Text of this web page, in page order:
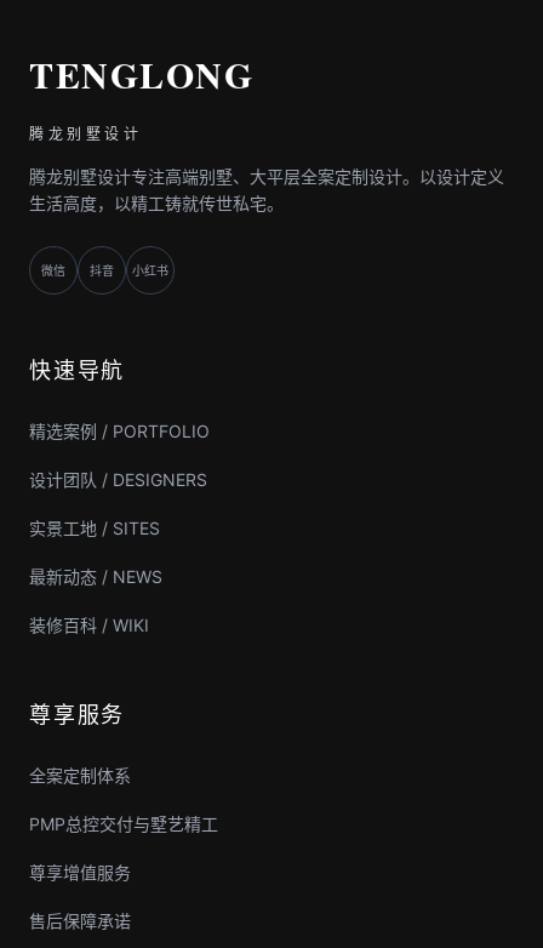
TENGLONG
腾龙别墅设计
腾龙别墅设计专注高端别墅、大平层全案定制设计。以设计定义
生活高度，以精工铸就传世私宅。
微信 抖音 小红书
快速导航
精选案例 / PORTFOLIO
设计团队 / DESIGNERS
实景工地 / SITES
最新动态 / NEWS
装修百科 / WIKI
尊享服务
全案定制体系
PMP总控交付与墅艺精工
尊享增值服务
售后保障承诺